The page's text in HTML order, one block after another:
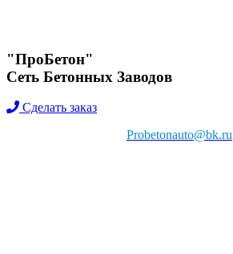
"ПроБетон"
Сеть Бетонных Заводов
Сделать заказ
Probetonauto@bk.ru